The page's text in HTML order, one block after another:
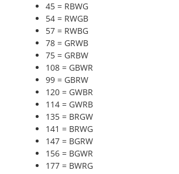
45 = RBWG
54 = RWGB
57 = RWBG
78 = GRWB
75 = GRBW
108 = GBWR
99 = GBRW
120 = GWBR
114 = GWRB
135 = BRGW
141 = BRWG
147 = BGRW
156 = BGWR
177 = BWRG